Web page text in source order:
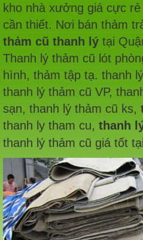
kho nhà xưởng giá cực
cần thiết. Nơi bán thảm
thảm cũ thanh lý tại
Thanh lý thảm cũ lót
hình, thảm tập tạ. thanh
thanh lý thảm cũ VP,
sạn, thanh lý thảm cũ ks,
thanh ly tham cu, thanh
thanh lý thảm cũ giá tốt